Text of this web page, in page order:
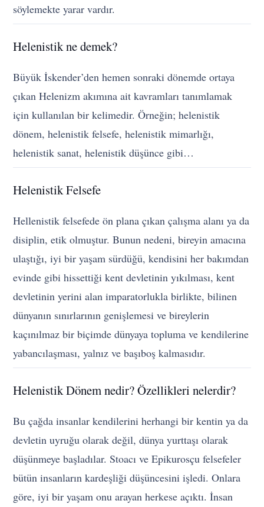
söylemekte yarar vardır.
Helenistik ne demek?
Büyük İskender’den hemen sonraki dönemde ortaya
çıkan Helenizm akımına ait kavramları tanımlamak
için kullanılan bir kelimedir. Örneğin; helenistik
dönem, helenistik felsefe, helenistik mimarlığı,
helenistik sanat, helenistik düşünce gibi…
Helenistik Felsefe
Hellenistik felsefede ön plana çıkan çalışma alanı ya da
disiplin, etik olmuştur. Bunun nedeni, bireyin amacına
ulaştığı, iyi bir yaşam sürdüğü, kendisini her bakımdan
evinde gibi hissettiği kent devletinin yıkılması, kent
devletinin yerini alan imparatorlukla birlikte, bilinen
dünyanın sınırlarının genişlemesi ve bireylerin
kaçınılmaz bir biçimde dünyaya topluma ve kendilerine
yabancılaşması, yalnız ve başıboş kalmasıdır.
Helenistik Dönem nedir? Özellikleri nelerdir?
Bu çağda insanlar kendilerini herhangi bir kentin ya da
devletin uyruğu olarak değil, dünya yurttaşı olarak
düşünmeye başladılar. Stoacı ve Epikurosçu felsefeler
bütün insanların kardeşliği düşüncesini işledi. Onlara
göre, iyi bir yaşam onu arayan herkese açıktı. İnsan